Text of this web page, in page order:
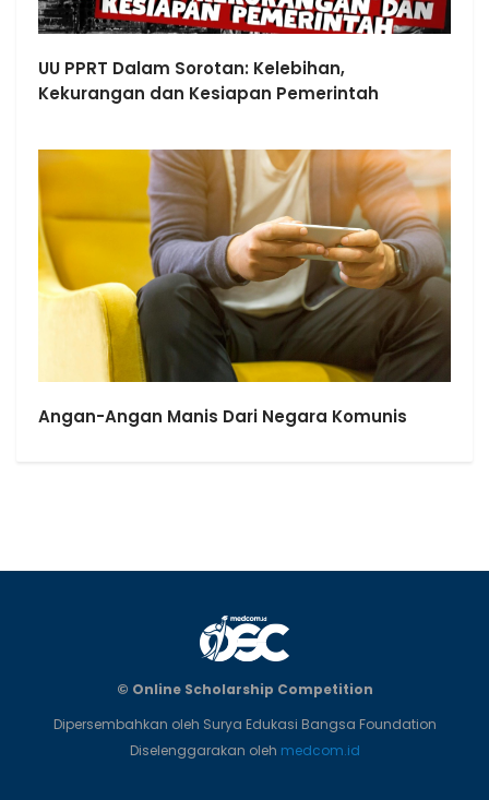
UU PPRT Dalam Sorotan: Kelebihan,
Kekurangan dan Kesiapan Pemerintah
Angan-Angan Manis Dari Negara Komunis
© Online Scholarship Competition
Dipersembahkan oleh Surya Edukasi Bangsa Foundation
Diselenggarakan oleh medcom.id